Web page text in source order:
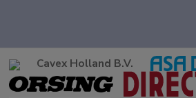
Cavex Holland B.V.